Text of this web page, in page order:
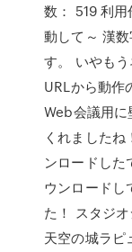
数： 519 利
動して～ 漢
す。 いやも
URLから動作
Web会議用に
くれました
ンロードした
ウンロードし
た！ スタジ
天空の城ラピ